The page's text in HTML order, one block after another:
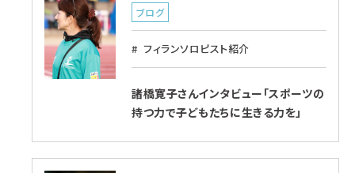
ブログ
フィランソロピスト紹介
諸橋寛子さんインタビュー「スポーツの
持つ力で子どもたちに生きる力を」